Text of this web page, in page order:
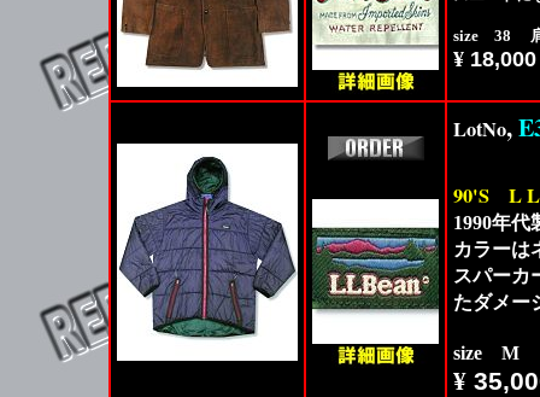
size 38 肩
¥ 18,000
LotNo,
90'S L
1990年
カラーは
スパーカ
たダメー
size M
¥